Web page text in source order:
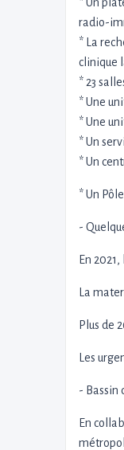
radio-
* La
clinique
* 23
* Une
* Une
* Un
* Un
* Un
-
En
La
Plus de
Les
- Bassin
En